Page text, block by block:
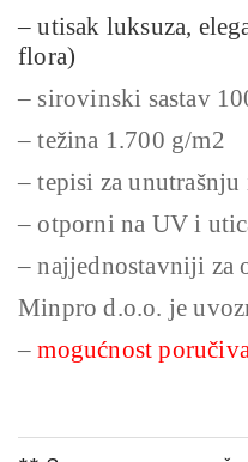
– utisak luksuza,
flora)
– sirovinski sastav
– težina 1.700 g/m2
– tepisi za
– otporni na UV i
– najjednostavniji za
Minpro d.o.o. je
–mogućnost